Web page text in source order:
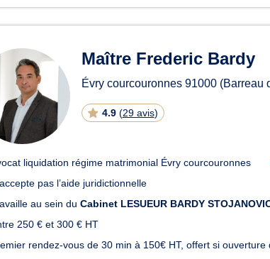
Maître Frederic Bardy
Évry courcouronnes 91000 (Barreau
4.9 (29 avis)
liquidation régime matrimonial Évry courcouronnes
pas l’aide juridictionnelle
au sein du Cabinet LESUEUR BARDY
250 € et 300 € HT
rendez-vous de 30 min à 150€ HT, offert si ouverture